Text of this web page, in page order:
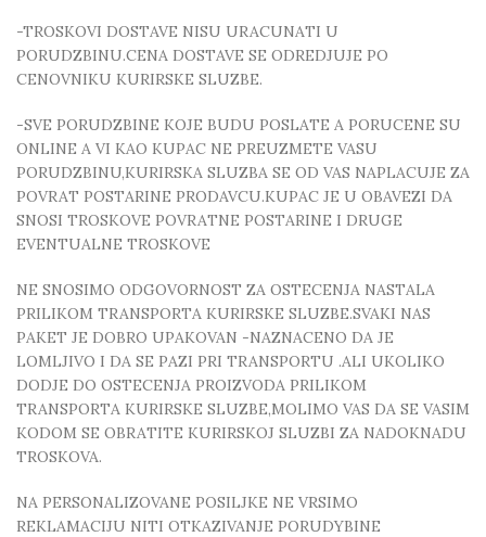
-TROSKOVI DOSTAVE NISU URACUNATI U
PORUDZBINU.CENA DOSTAVE SE ODREDJUJE PO
CENOVNIKU KURIRSKE SLUZBE.
-SVE PORUDZBINE KOJE BUDU POSLATE A PORUCENE SU
ONLINE A VI KAO KUPAC NE PREUZMETE VASU
PORUDZBINU,KURIRSKA SLUZBA SE OD VAS NAPLACUJE ZA
POVRAT POSTARINE PRODAVCU.KUPAC JE U OBAVEZI DA
SNOSI TROSKOVE POVRATNE POSTARINE I DRUGE
EVENTUALNE TROSKOVE
NE SNOSIMO ODGOVORNOST ZA OSTECENJA NASTALA
PRILIKOM TRANSPORTA KURIRSKE SLUZBE.SVAKI NAS
PAKET JE DOBRO UPAKOVAN -NAZNACENO DA JE
LOMLJIVO I DA SE PAZI PRI TRANSPORTU .ALI UKOLIKO
DODJE DO OSTECENJA PROIZVODA PRILIKOM
TRANSPORTA KURIRSKE SLUZBE,MOLIMO VAS DA SE VASIM
KODOM SE OBRATITE KURIRSKOJ SLUZBI ZA NADOKNADU
TROSKOVA.
NA PERSONALIZOVANE POSILJKE NE VRSIMO
REKLAMACIJU NITI OTKAZIVANJE PORUDYBINE